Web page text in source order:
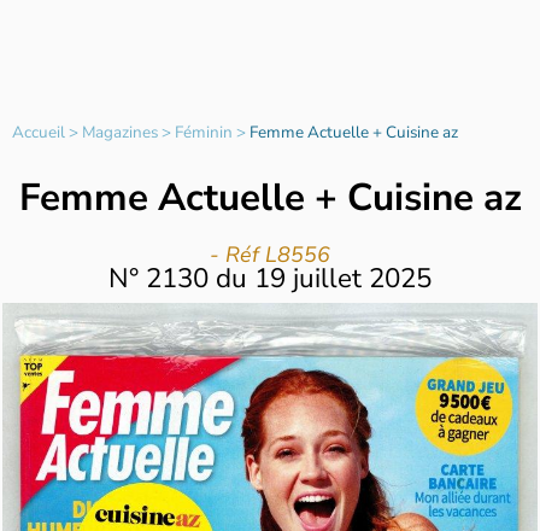
Accueil> Magazines> Féminin > Femme Actuelle + Cuisine az
Femme Actuelle + Cuisine az
- Réf L8556
N° 2130 du 19 juillet 2025